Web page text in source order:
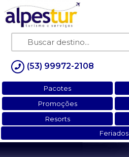
(53) 99972-2108
Pacotes
Promoções
Resorts
Feriados